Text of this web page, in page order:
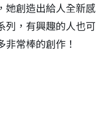
她創造出給人全新感
列，有興趣的人也可
常棒的創作！